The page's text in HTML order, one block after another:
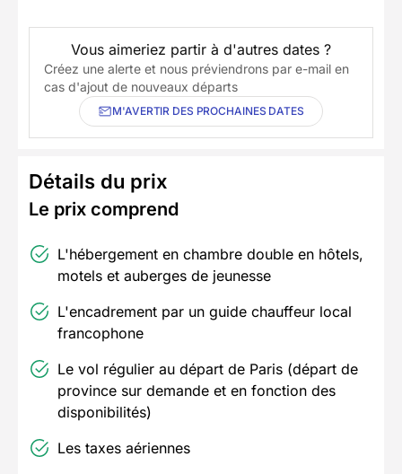
Vous aimeriez partir à d'autres dates ?
Créez une alerte et nous préviendrons par e-mail en
cas d'ajout de nouveaux départs
M'AVERTIR DES PROCHAINES DATES
Détails du prix
Le prix comprend
L'hébergement en chambre double en hôtels,
motels et auberges de jeunesse
L'encadrement par un guide chauffeur local
francophone
Le vol régulier au départ de Paris (départ de
province sur demande et en fonction des
disponibilités)
Les taxes aériennes